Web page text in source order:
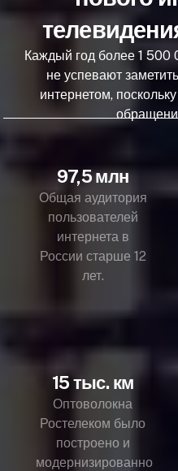
Каждый год более 1 500
не успевают
интернетом,
97,5 млн
Общая аудитория
пользователей
интернета в
России старше 12
лет.
15 тыс. км
Оптоволокна
Ростелеком было
построено и
модернизированно